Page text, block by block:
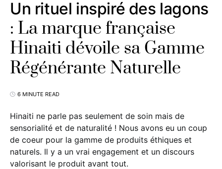
Un rituel inspiré des lagons
: La marque française
Hinaiti dévoile sa Gamme
Régénérante Naturelle
6 MINUTE READ
Hinaiti ne parle pas seulement de soin mais de
sensorialité et de naturalité ! Nous avons eu un coup
de coeur pour la gamme de produits éthiques et
naturels. Il y a un vrai engagement et un discours
valorisant le produit avant tout.